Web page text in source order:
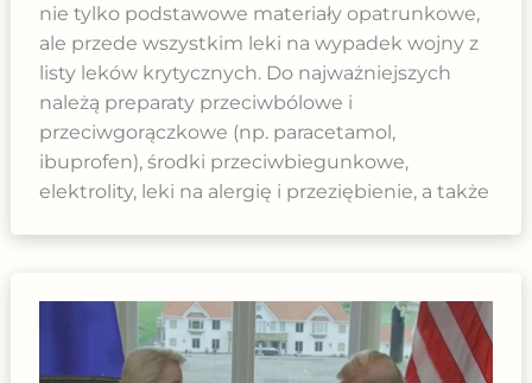
nie tylko podstawowe materiały opatrunkowe,
ale przede wszystkim leki na wypadek wojny z
listy leków krytycznych. Do najważniejszych
należą preparaty przeciwbólowe i
przeciwgorączkowe (np. paracetamol,
ibuprofen), środki przeciwbiegunkowe,
elektrolity, leki na alergię i przeziębienie, a także